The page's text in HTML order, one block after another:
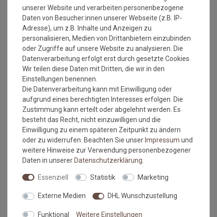
Lebensdauer. Ein Gewährleistungsanspruch setzt die
Verarbeitung nach DIN 18 365 Bodenbelagsarbeiten und die
sach- und fachgerechte Ausführung der Arbeit voraus. Der
Unterboden muss eben, glatt, fest, rissfrei, trocken und
sauber sein. Der Belag sollte 24 Stunden vor Verlegung
ausgerollt und grob zugeschnitten werden. Zur Zeit der
Verlegung sollte die Raumtemperatur nicht unter 18° C
betragen, die des Untergrundes nicht unter 15° C.
Wie messe ich meinen Raum aus, damit das Material
ausreicht?
Beim ausmessen des Raumes in dem der Bodenbelag
verlegt werden soll, bitte immer die Türrahmen, Erker
oder sonstige Aussparungen IMMER mit ausmessen.
Also immer die längste Länge und die breiteste Breite.
und Breite mit ein, da die Wände nicht immer
gleichmäßig breit bzw. lang sein können.
unserer Website und verarbeiten personenbezogene
Daten von Besucher:innen unserer Webseite (z.B. IP-
Adresse), um z.B. Inhalte und Anzeigen zu
personalisieren, Medien von Drittanbietern einzubinden
oder Zugriffe auf unsere Website zu analysieren. Die
Datenverarbeitung erfolgt erst durch gesetzte Cookies.
Wir teilen diese Daten mit Dritten, die wir in den
Einstellungen benennen.
Die Datenverarbeitung kann mit Einwilligung oder
aufgrund eines berechtigten Interesses erfolgen. Die
Zustimmung kann erteilt oder abgelehnt werden. Es
besteht das Recht, nicht einzuwilligen und die
Einwilligung zu einem späteren Zeitpunkt zu ändern
oder zu widerrufen. Beachten Sie unserImpressum und
weitere Hinweise zur Verwendung personenbezogener
Daten in unsererDaten­schutz­erklärung
Essenziell Statistik Marketing
Externe Medien DHL Wunschzustellung
Funktional Weitere Einstellungen